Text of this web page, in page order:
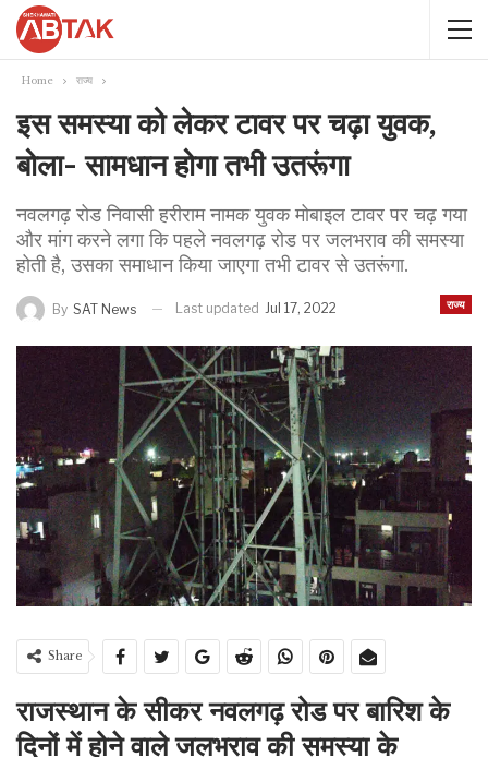
Home राज्य
इस समस्या को लेकर टावर पर चढ़ा युवक,
बोला- सामधान होगा तभी उतरूंगा
नवलगढ़ रोड निवासी हरीराम नामक युवक मोबाइल टावर पर चढ़ गया
और मांग करने लगा कि पहले नवलगढ़ रोड पर जलभराव की समस्या
होती है, उसका समाधान किया जाएगा तभी टावर से उतरूंगा.
राज्य
By SAT News Last updated Jul 17, 2022
Share
राजस्थान के सीकर नवलगढ़ रोड पर बारिश के
दिनों में होने वाले जलभराव की समस्या के